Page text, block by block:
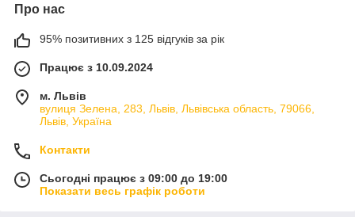
Про нас
95% позитивних з 125 відгуків за рік
Працює з 10.09.2024
м. Львів
вулиця Зелена, 283, Львів, Львівська область, 79066,
Львів, Україна
Контакти
Сьогодні працює з 09:00 до 19:00
Показати весь графік роботи